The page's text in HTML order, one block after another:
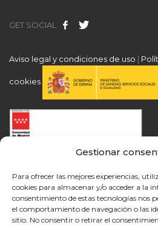
Gestionar
Para ofrecer las mejores experiencias,
cookies para almacenar y/o acceder a la
consentimiento de estas tecnologías nos
el comportamiento de navegación o las
sitio. No consentir o retirar el
GET SOCIAL
Aviso legal y condiciones de uso |
cookies